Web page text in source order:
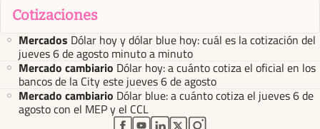
Cotizaciones
Mercados Dólar hoy y dólar blue hoy: cuál es la cotización del
jueves 6 de agosto minuto a minuto
Mercado cambiario Dólar hoy: a cuánto cotiza el oficial en los
bancos de la City este jueves 6 de agosto
Mercado cambiario Dólar blue: a cuánto cotiza el jueves 6 de
agosto con el MEP y el CCL
abre en nueva pestaña
abre en nueva pestaña
abre en nueva pestaña
abre en nueva pestaña
abre en nueva pestaña